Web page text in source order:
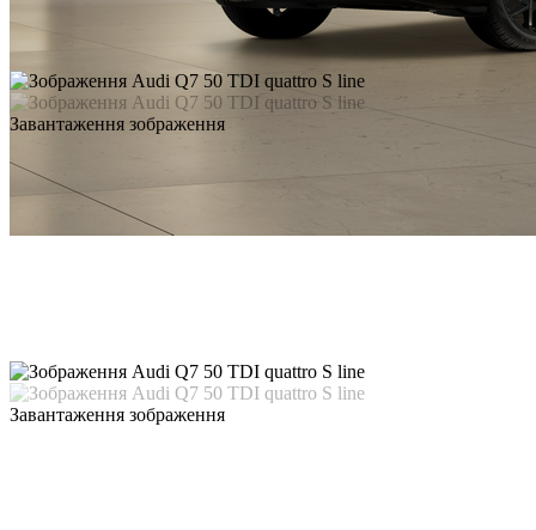
Завантаження зображення
Завантаження зображення